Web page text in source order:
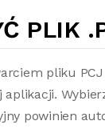
PLIK
pliku
aplikacji.
powinien